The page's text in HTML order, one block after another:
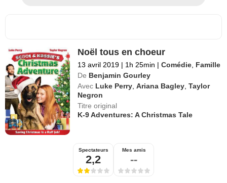
Noël tous en choeur
13 avril 2019 | 1h 25min | Comédie Famille
De Benjamin Gourley
Avec Luke Perry ,Ariana Bagley ,Taylor
Negron
Titre original
K-9 Adventures: A Christmas Tale
Spectateurs
2,2
Mes amis
--